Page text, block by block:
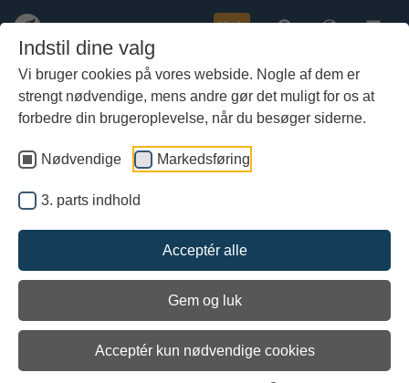
Indstil dine valg
Vi bruger cookies på vores webside. Nogle af dem er
strengt nødvendige, mens andre gør det muligt for os at
forbedre din brugeroplevelse, når du besøger siderne.
Nødvendige Markedsføring
3. parts indhold
Acceptér alle
Gem og luk
Acceptér kun nødvendige cookies
indhold
Køb
Arkiveret
Nyt forskningsprojekt om
vikingernes ledelsesidealer får
knap 2 millioner i støtte